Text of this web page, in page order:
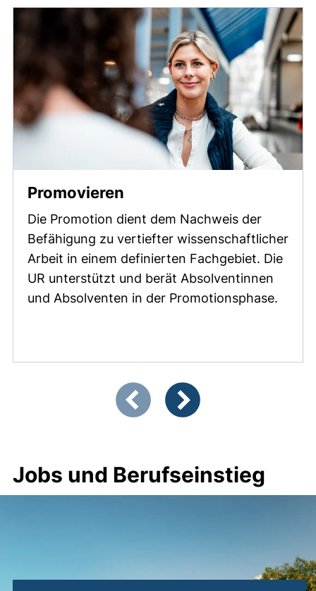
Promovieren
Die Promotion dient dem Nachweis der
Befähigung zu vertiefter wissenschaftlicher
Arbeit in einem definierten Fachgebiet. Die
UR unterstützt und berät Absolventinnen
und Absolventen in der Promotionsphase.
Zeigt Folie 1 von 3
Jobs und Berufseinstieg